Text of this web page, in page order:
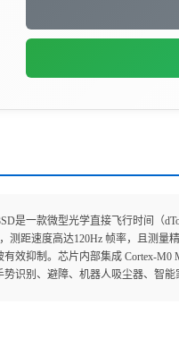
是一款微型光学直接飞行时间（
测距速度高达120Hz 帧率，且测
效抑制。芯片内部集成 Cortex-
识别、避障、机器人吸尘器、智